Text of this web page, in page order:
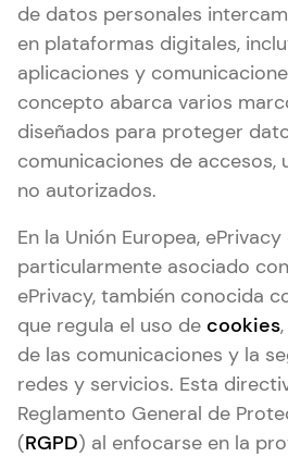
de datos personales
en plataformas digitales,
aplicaciones y
concepto abarca varios
diseñados para proteger
comunicaciones de accesos,
no autorizados.
En la Unión Europea,
particularmente asociado
ePrivacy, también conocida
que regula el uso de cookies
de las comunicaciones y la
redes y servicios. Esta
Reglamento General de
(RGPD) al enfocarse en la